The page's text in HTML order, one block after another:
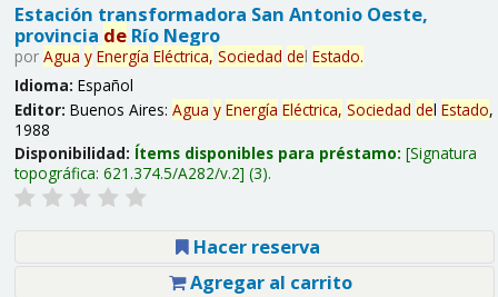
Estación transformadora San Antonio Oeste,
provincia deRío Negro
por Agua y Energía Eléctrica, Sociedad del Estado.
Idioma: Español
Editor: Buenos Aires: Agua y Energía Eléctrica, Sociedad del Estado,
1988
Disponibilidad: Ítems disponibles para préstamo: Signatura
topográfica: 621.374.5/A282/v.2 (3).
Hacer reserva
Agregar al carrito